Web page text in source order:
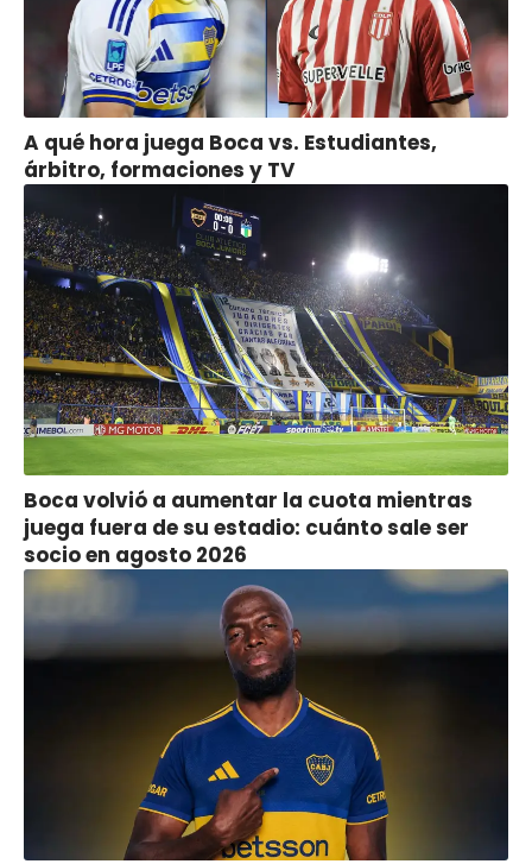
A qué hora juega Boca vs. Estudiantes,
árbitro, formaciones y TV
Boca volvió a aumentar la cuota mientras
juega fuera de su estadio: cuánto sale ser
socio en agosto 2026